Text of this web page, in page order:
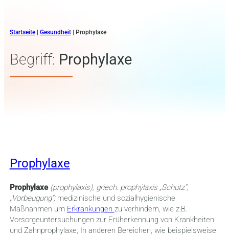
Startseite| Gesundheit| Prophylaxe
Begriff: Prophylaxe
Prophylaxe
Prophylaxe (prophylaxis), griech. prophýlaxis „Schutz“,
„Vorbeugung“; medizinische und sozialhygienische
Maßnahmen um Erkrankungen zu verhindern, wie z.B.
Vorsorgeuntersuchungen zur Früherkennung von Krankheiten
und Zahnprophylaxe, In anderen Bereichen, wie beispielsweise